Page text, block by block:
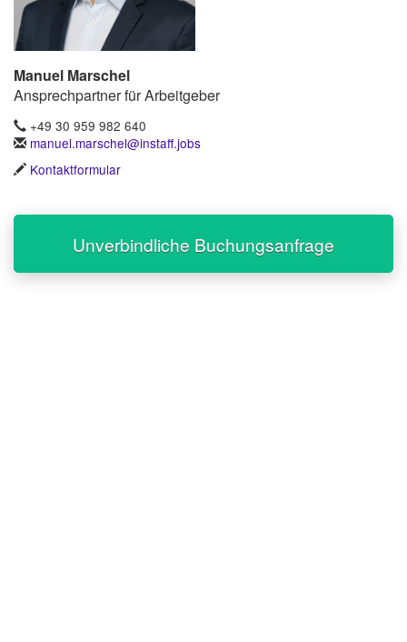
Manuel Marschel
Ansprechpartner für Arbeitgeber
+49 30 959 982 640
manuel.marschel@instaff.jobs
Kontaktformular
Unverbindliche Buchungsanfrage